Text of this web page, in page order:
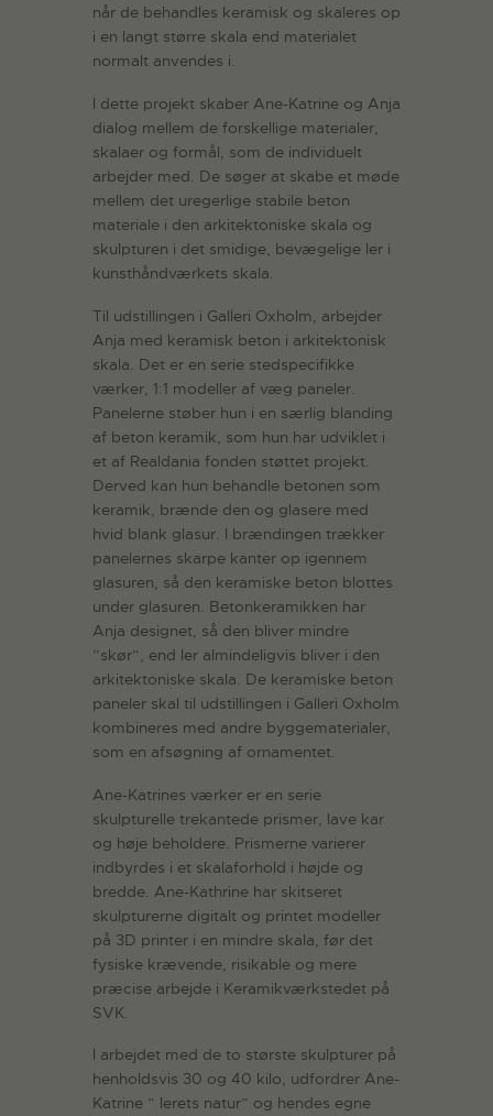
når de behandles keramisk og skaleres op
i en langt større skala end materialet
normalt anvendes i.
I dette projekt skaber Ane-Katrine og Anja
dialog mellem de forskellige materialer,
skalaer og formål, som de individuelt
arbejder med. De søger at skabe et møde
mellem det uregerlige stabile beton
materiale i den arkitektoniske skala og
skulpturen i det smidige, bevægelige ler i
kunsthåndværkets skala.
Til udstillingen i Galleri Oxholm, arbejder
Anja med keramisk beton i arkitektonisk
skala. Det er en serie stedspecifikke
værker, 1:1 modeller af væg paneler.
Panelerne støber hun i en særlig blanding
af beton keramik, som hun har udviklet i
et af Realdania fonden støttet projekt.
Derved kan hun behandle betonen som
keramik, brænde den og glasere med
hvid blank glasur. I brændingen trækker
panelernes skarpe kanter op igennem
glasuren, så den keramiske beton blottes
under glasuren. Betonkeramikken har
Anja designet, så den bliver mindre
”skør”, end ler almindeligvis bliver i den
arkitektoniske skala. De keramiske beton
paneler skal til udstillingen i Galleri Oxholm
kombineres med andre byggematerialer,
som en afsøgning af ornamentet.
Ane-Katrines værker er en serie
skulpturelle trekantede prismer, lave kar
og høje beholdere. Prismerne varierer
indbyrdes i et skalaforhold i højde og
bredde. Ane-Kathrine har skitseret
skulpturerne digitalt og printet modeller
på 3D printer i en mindre skala, før det
fysiske krævende, risikable og mere
præcise arbejde i Keramikværkstedet på
SVK.
I arbejdet med de to største skulpturer på
henholdsvis 30 og 40 kilo, udfordrer Ane-
Katrine ” lerets natur” og hendes egne